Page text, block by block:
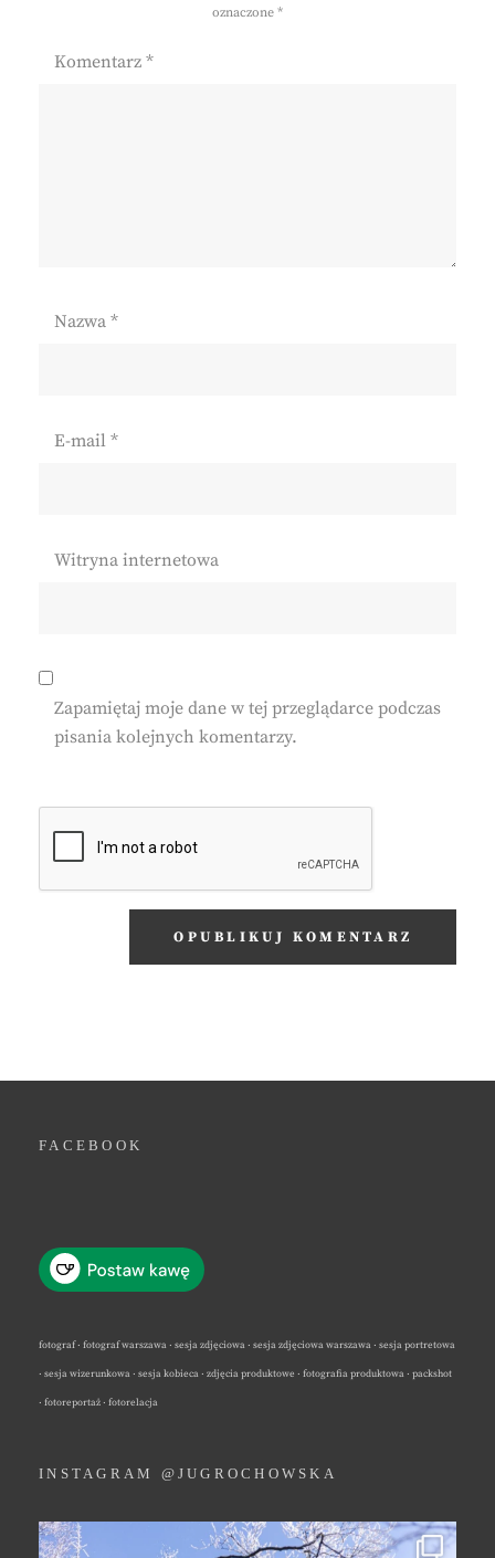
oznaczone *
Komentarz *
Nazwa *
E-mail *
Witryna internetowa
Zapamiętaj moje dane w tej przeglądarce podczas
pisania kolejnych komentarzy.
FACEBOOK
fotograf · fotograf warszawa · sesja zdjęciowa · sesja zdjęciowa warszawa · sesja portretowa
· sesja wizerunkowa · sesja kobieca · zdjęcia produktowe · fotografia produktowa · packshot
· fotoreportaż · fotorelacja
INSTAGRAM @JUGROCHOWSKA